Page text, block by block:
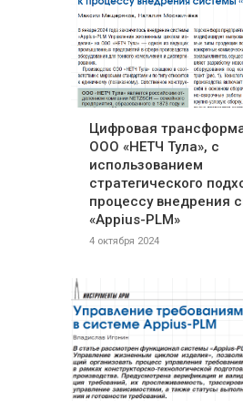
Цифровая
ООО «НЕТЧ Тула», с
использованием
стратегического
процессу внедрения
«Appius-PLM»
4 октября 2024